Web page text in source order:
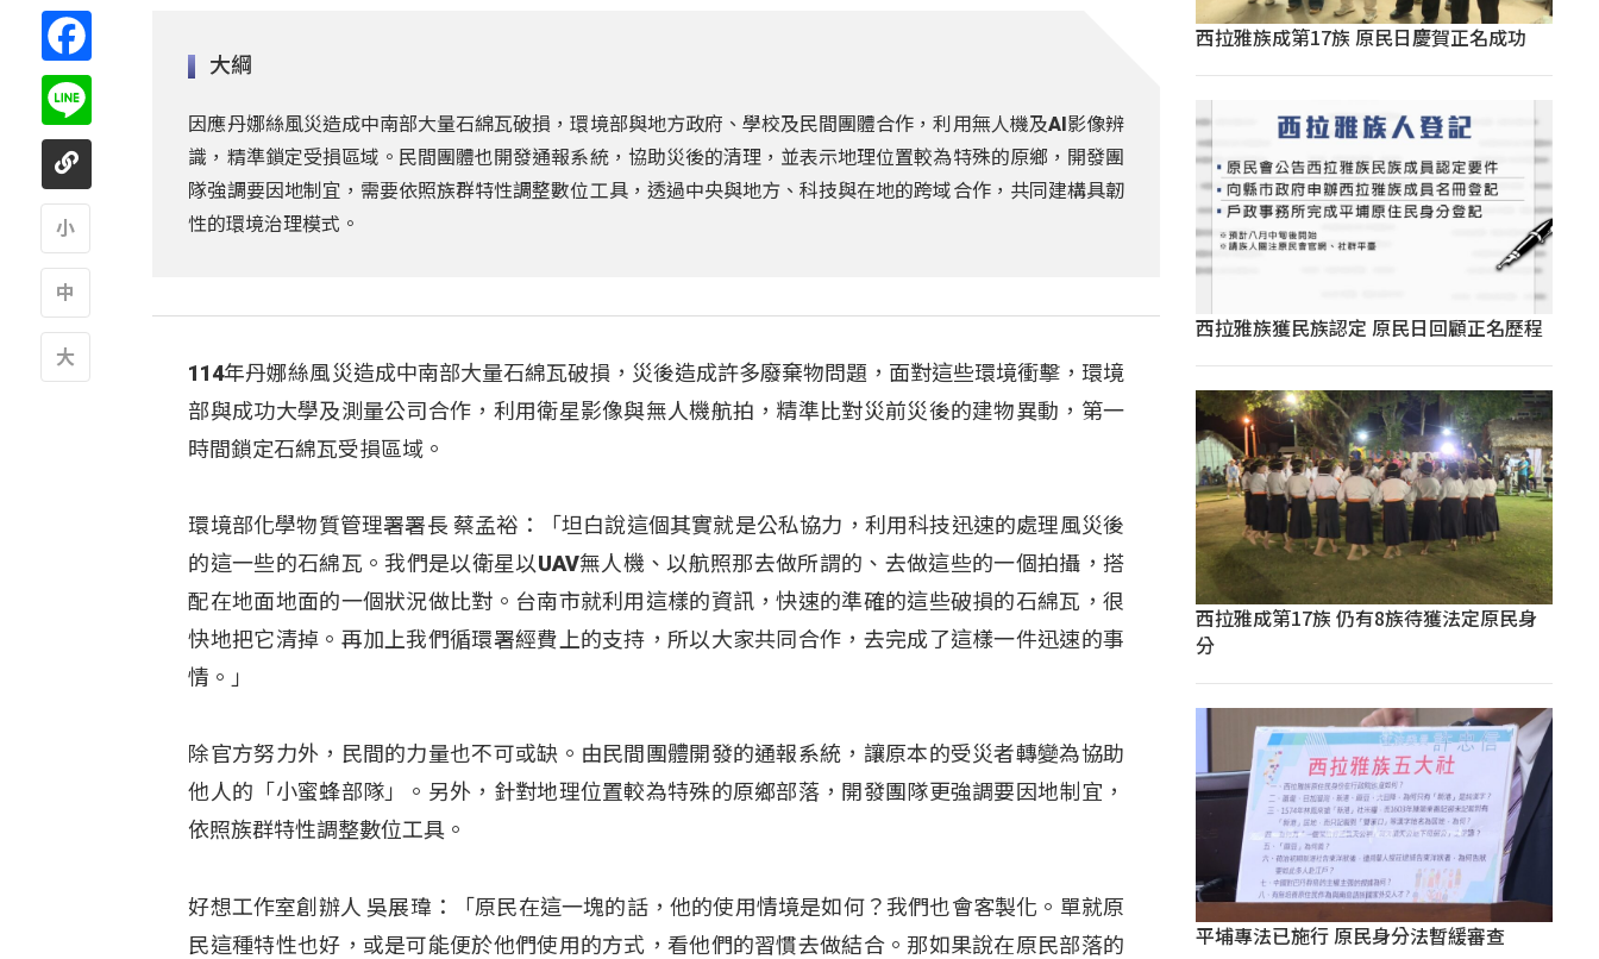
大綱
因應丹娜絲風災造成中南部大量石綿瓦破損，環境部與地方政府、學校及民間團體合作，利用無人機及AI影像辨
識，精準鎖定受損區域。民間團體也開發通報系統，協助災後的清理，並表示地理位置較為特殊的原鄉，開發團
隊強調要因地制宜，需要依照族群特性調整數位工具，透過中央與地方、科技與在地的跨域合作，共同建構具韌
性的環境治理模式。
114年丹娜絲風災造成中南部大量石綿瓦破損，災後造成許多廢棄物問題，面對這些環境衝擊，環境
部與成功大學及測量公司合作，利用衛星影像與無人機航拍，精準比對災前災後的建物異動，第一
時間鎖定石綿瓦受損區域。
環境部化學物質管理署署長 蔡孟裕：「坦白說這個其實就是公私協力，利用科技迅速的處理風災後
的這一些的石綿瓦。我們是以衛星以UAV無人機、以航照那去做所謂的、去做這些的一個拍攝，搭
配在地面地面的一個狀況做比對。台南市就利用這樣的資訊，快速的準確的這些破損的石綿瓦，很
快地把它清掉。再加上我們循環署經費上的支持，所以大家共同合作，去完成了這樣一件迅速的事
情。」
除官方努力外，民間的力量也不可或缺。由民間團體開發的通報系統，讓原本的受災者轉變為協助
他人的「小蜜蜂部隊」。另外，針對地理位置較為特殊的原鄉部落，開發團隊更強調要因地制宜，
依照族群特性調整數位工具。
好想工作室創辦人 吳展瑋：「原民在這一塊的話，他的使用情境是如何？我們也會客製化。單就原
民這種特性也好，或是可能便於他們使用的方式，看他們的習慣去做結合。那如果說在原民部落的
西拉雅族成第17族 原民日慶賀正名成功
西拉雅族獲民族認定 原民日回顧正名歷程
西拉雅成第17族 仍有8族待獲法定原民身
分
平埔專法已施行 原民身分法暫緩審查